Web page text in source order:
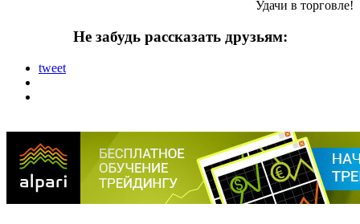
Удачи в торговле!
Не забудь рассказать друзьям:
tweet